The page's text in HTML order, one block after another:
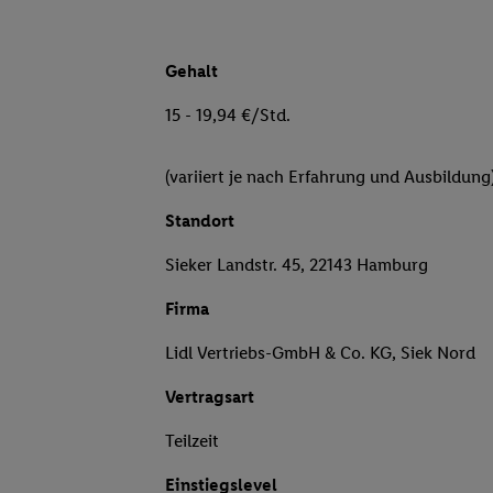
Gehalt
15 - 19,94 €/Std.
(variiert je nach Erfahrung und
Standort
Sieker Landstr. 45, 22143 Hamburg
Firma
Lidl Vertriebs-GmbH & Co. KG, Siek Nord
Vertragsart
Teilzeit
Einstiegslevel